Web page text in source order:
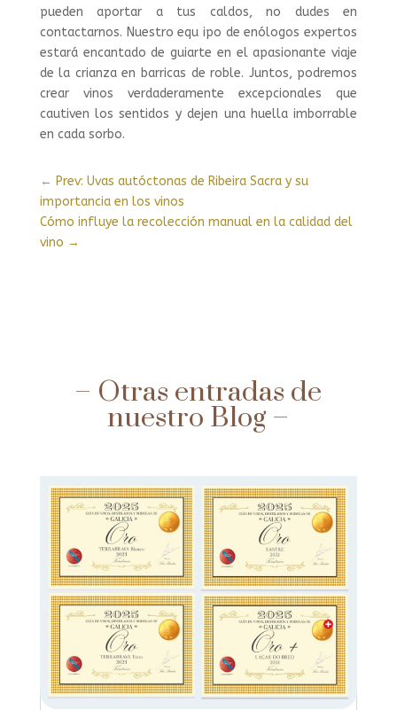
pueden aportar a tus caldos, no dudes en
contactarnos. Nuestro equ ipo de enólogos expertos
estará encantado de guiarte en el apasionante viaje
de la crianza en barricas de roble. Juntos, podremos
crear vinos verdaderamente excepcionales que
cautiven los sentidos y dejen una huella imborrable
en cada sorbo.
← Prev: Uvas autóctonas de Ribeira Sacra y su
importancia en los vinos
Cómo influye la recolección manual en la calidad del
vino →
– Otras entradas de
nuestro Blog –